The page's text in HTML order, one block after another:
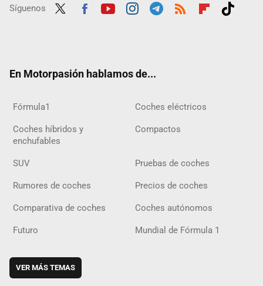
Síguenos
En Motorpasión hablamos de...
Fórmula1 Coches eléctricos
Coches híbridos y
enchufables
Compactos
SUV Pruebas de coches
Rumores de coches Precios de coches
Comparativa de coches Coches autónomos
Futuro Mundial de Fórmula 1
VER MÁS TEMAS